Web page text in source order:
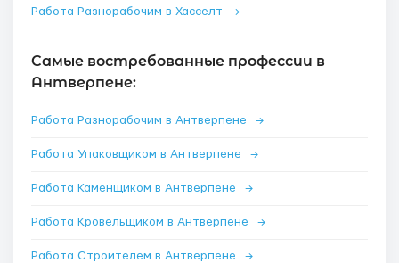
Работа Разнорабочим в Хасселт →
Самые востребованные профессии в
Антверпене:
Работа Разнорабочим в Антверпене →
Работа Упаковщиком в Антверпене →
Работа Каменщиком в Антверпене →
Работа Кровельщиком в Антверпене →
Работа Строителем в Антверпене →